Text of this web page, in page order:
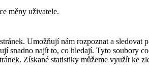
měny uživatele.
Umožňují nám rozpoznat a
snadno najít to, co hledají. Tyto soubory
Získané statistiky můžeme využít ke